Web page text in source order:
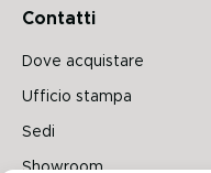
Contatti
Dove acquistare
Ufficio stampa
Sedi
Showroom